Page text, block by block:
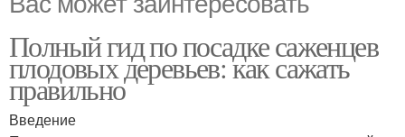
Полный гид по посадке саженцев
плодовых деревьев: как сажать
правильно
Введение